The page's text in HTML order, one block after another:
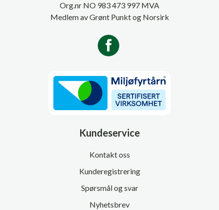
Org.nr NO 983 473 997 MVA
Medlem av Grønt Punkt og Norsirk
Kundeservice
Kontakt oss
Kunderegistrering
Spørsmål og svar
Nyhetsbrev